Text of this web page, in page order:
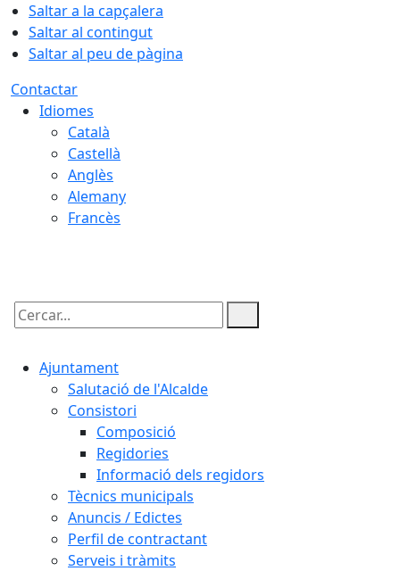
Saltar a la capçalera
Saltar al contingut
Saltar al peu de pàgina
Contactar
Idiomes
Català
Castellà
Anglès
Alemany
Francès
Cercar:
Ajuntament
Salutació de l'Alcalde
Consistori
Composició
Regidories
Informació dels regidors
Tècnics municipals
Anuncis / Edictes
Perfil de contractant
Serveis i tràmits